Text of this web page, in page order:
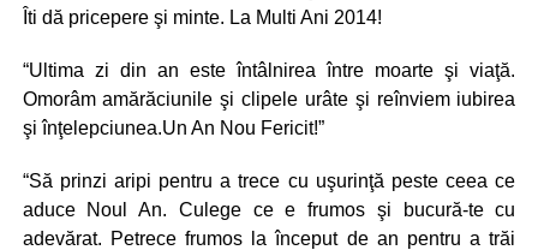
Îti dă pricepere şi minte. La Multi Ani 2014!
“Ultima zi din an este întâlnirea între moarte şi viaţă.
Omorâm amărăciunile şi clipele urâte şi reînviem iubirea
şi înţelepciunea.Un An Nou Fericit!”
“Să prinzi aripi pentru a trece cu uşurinţă peste ceea ce
aduce Noul An. Culege ce e frumos şi bucură-te cu
adevărat. Petrece frumos la început de an pentru a trăi